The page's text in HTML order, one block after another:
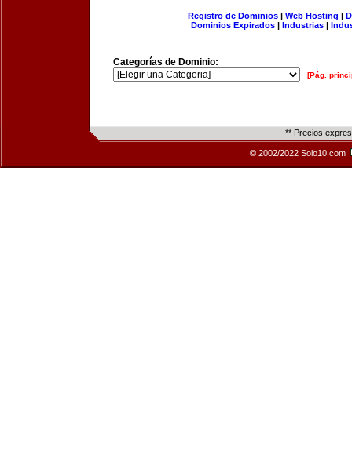
Registro de Dominios| Web Hosting |
Dominios Expirados | Industrias |
Categorías de Dominio:
[Pág.
** Precios
© 2002/2022 Solo10.com